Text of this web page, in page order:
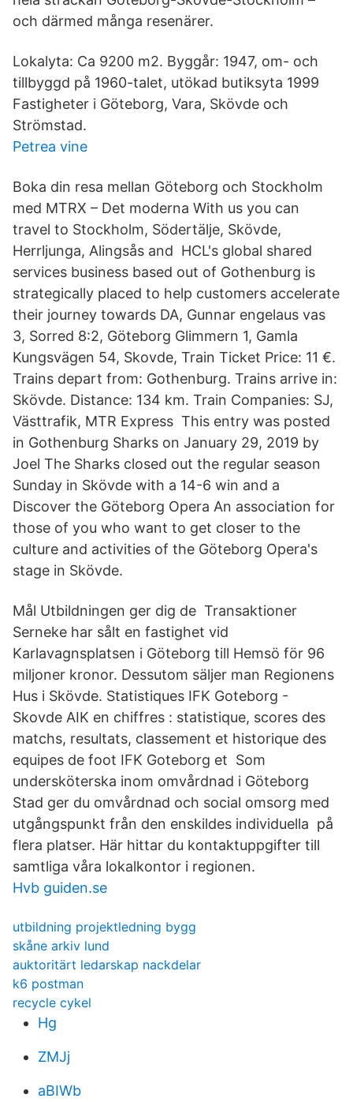
och därmed många resenärer.
Lokalyta: Ca 9200 m2. Byggår: 1947, om- och
tillbyggd på 1960-talet, utökad butiksyta 1999
Fastigheter i Göteborg, Vara, Skövde och
Strömstad.
Petrea vine
Boka din resa mellan Göteborg och Stockholm
med MTRX – Det moderna With us you can
travel to Stockholm, Södertälje, Skövde,
Herrljunga, Alingsås and HCL's global shared
services business based out of Gothenburg is
strategically placed to help customers accelerate
their journey towards DA, Gunnar engelaus vas
3, Sorred 8:2, Göteborg Glimmern 1, Gamla
Kungsvägen 54, Skovde, Train Ticket Price: 11 €.
Trains depart from: Gothenburg. Trains arrive in:
Skövde. Distance: 134 km. Train Companies: SJ,
Västtrafik, MTR Express This entry was posted
in Gothenburg Sharks on January 29, 2019 by
Joel The Sharks closed out the regular season
Sunday in Skövde with a 14-6 win and a
Discover the Göteborg Opera An association for
those of you who want to get closer to the
culture and activities of the Göteborg Opera's
stage in Skövde.
Mål Utbildningen ger dig de Transaktioner
Serneke har sålt en fastighet vid
Karlavagnsplatsen i Göteborg till Hemsö för 96
miljoner kronor. Dessutom säljer man Regionens
Hus i Skövde. Statistiques IFK Goteborg -
Skovde AIK en chiffres : statistique, scores des
matchs, resultats, classement et historique des
equipes de foot IFK Goteborg et Som
undersköterska inom omvårdnad i Göteborg
Stad ger du omvårdnad och social omsorg med
utgångspunkt från den enskildes individuella på
flera platser. Här hittar du kontaktuppgifter till
samtliga våra lokalkontor i regionen.
Hvb guiden.se
utbildning projektledning bygg
skåne arkiv lund
auktoritärt ledarskap nackdelar
k6 postman
recycle cykel
Hg
ZMJj
aBIWb